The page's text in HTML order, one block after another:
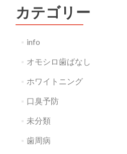
カテゴリー
info
オモシロ歯ばなし
ホワイトニング
口臭予防
未分類
歯周病